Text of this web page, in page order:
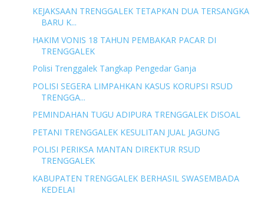
KEJAKSAAN TRENGGALEK TETAPKAN DUA TERSANGKA
BARU K...
HAKIM VONIS 18 TAHUN PEMBAKAR PACAR DI
TRENGGALEK
Polisi Trenggalek Tangkap Pengedar Ganja
POLISI SEGERA LIMPAHKAN KASUS KORUPSI RSUD
TRENGGA...
PEMINDAHAN TUGU ADIPURA TRENGGALEK DISOAL
PETANI TRENGGALEK KESULITAN JUAL JAGUNG
POLISI PERIKSA MANTAN DIREKTUR RSUD
TRENGGALEK
KABUPATEN TRENGGALEK BERHASIL SWASEMBADA
KEDELAI